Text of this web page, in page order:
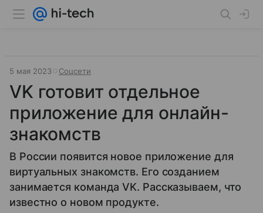
5 мая 2023 Соцсети
VK готовит отдельное
приложение для онлайн-
знакомств
В России появится новое приложение для
виртуальных знакомств. Его созданием
занимается команда VK. Рассказываем, что
известно о новом продукте.